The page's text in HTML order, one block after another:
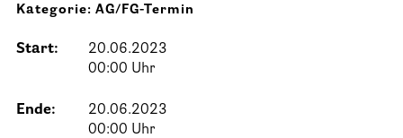
Veranstaltungen
25 Jahre HPV Berlin – Festakt am 19. Okt. 2024
Berliner Werkstattgespräche zur Hospiz- und Palliativarbeit
Kategorie: AG/FG-Termin
Start:
20.06.2023
00:00 Uhr
Ende:
20.06.2023
00:00 Uhr